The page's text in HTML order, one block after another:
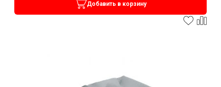
Добавить в корзину